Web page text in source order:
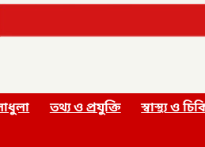
তথ্য ও প্রযুক্তি স্বাস্থ্য ও